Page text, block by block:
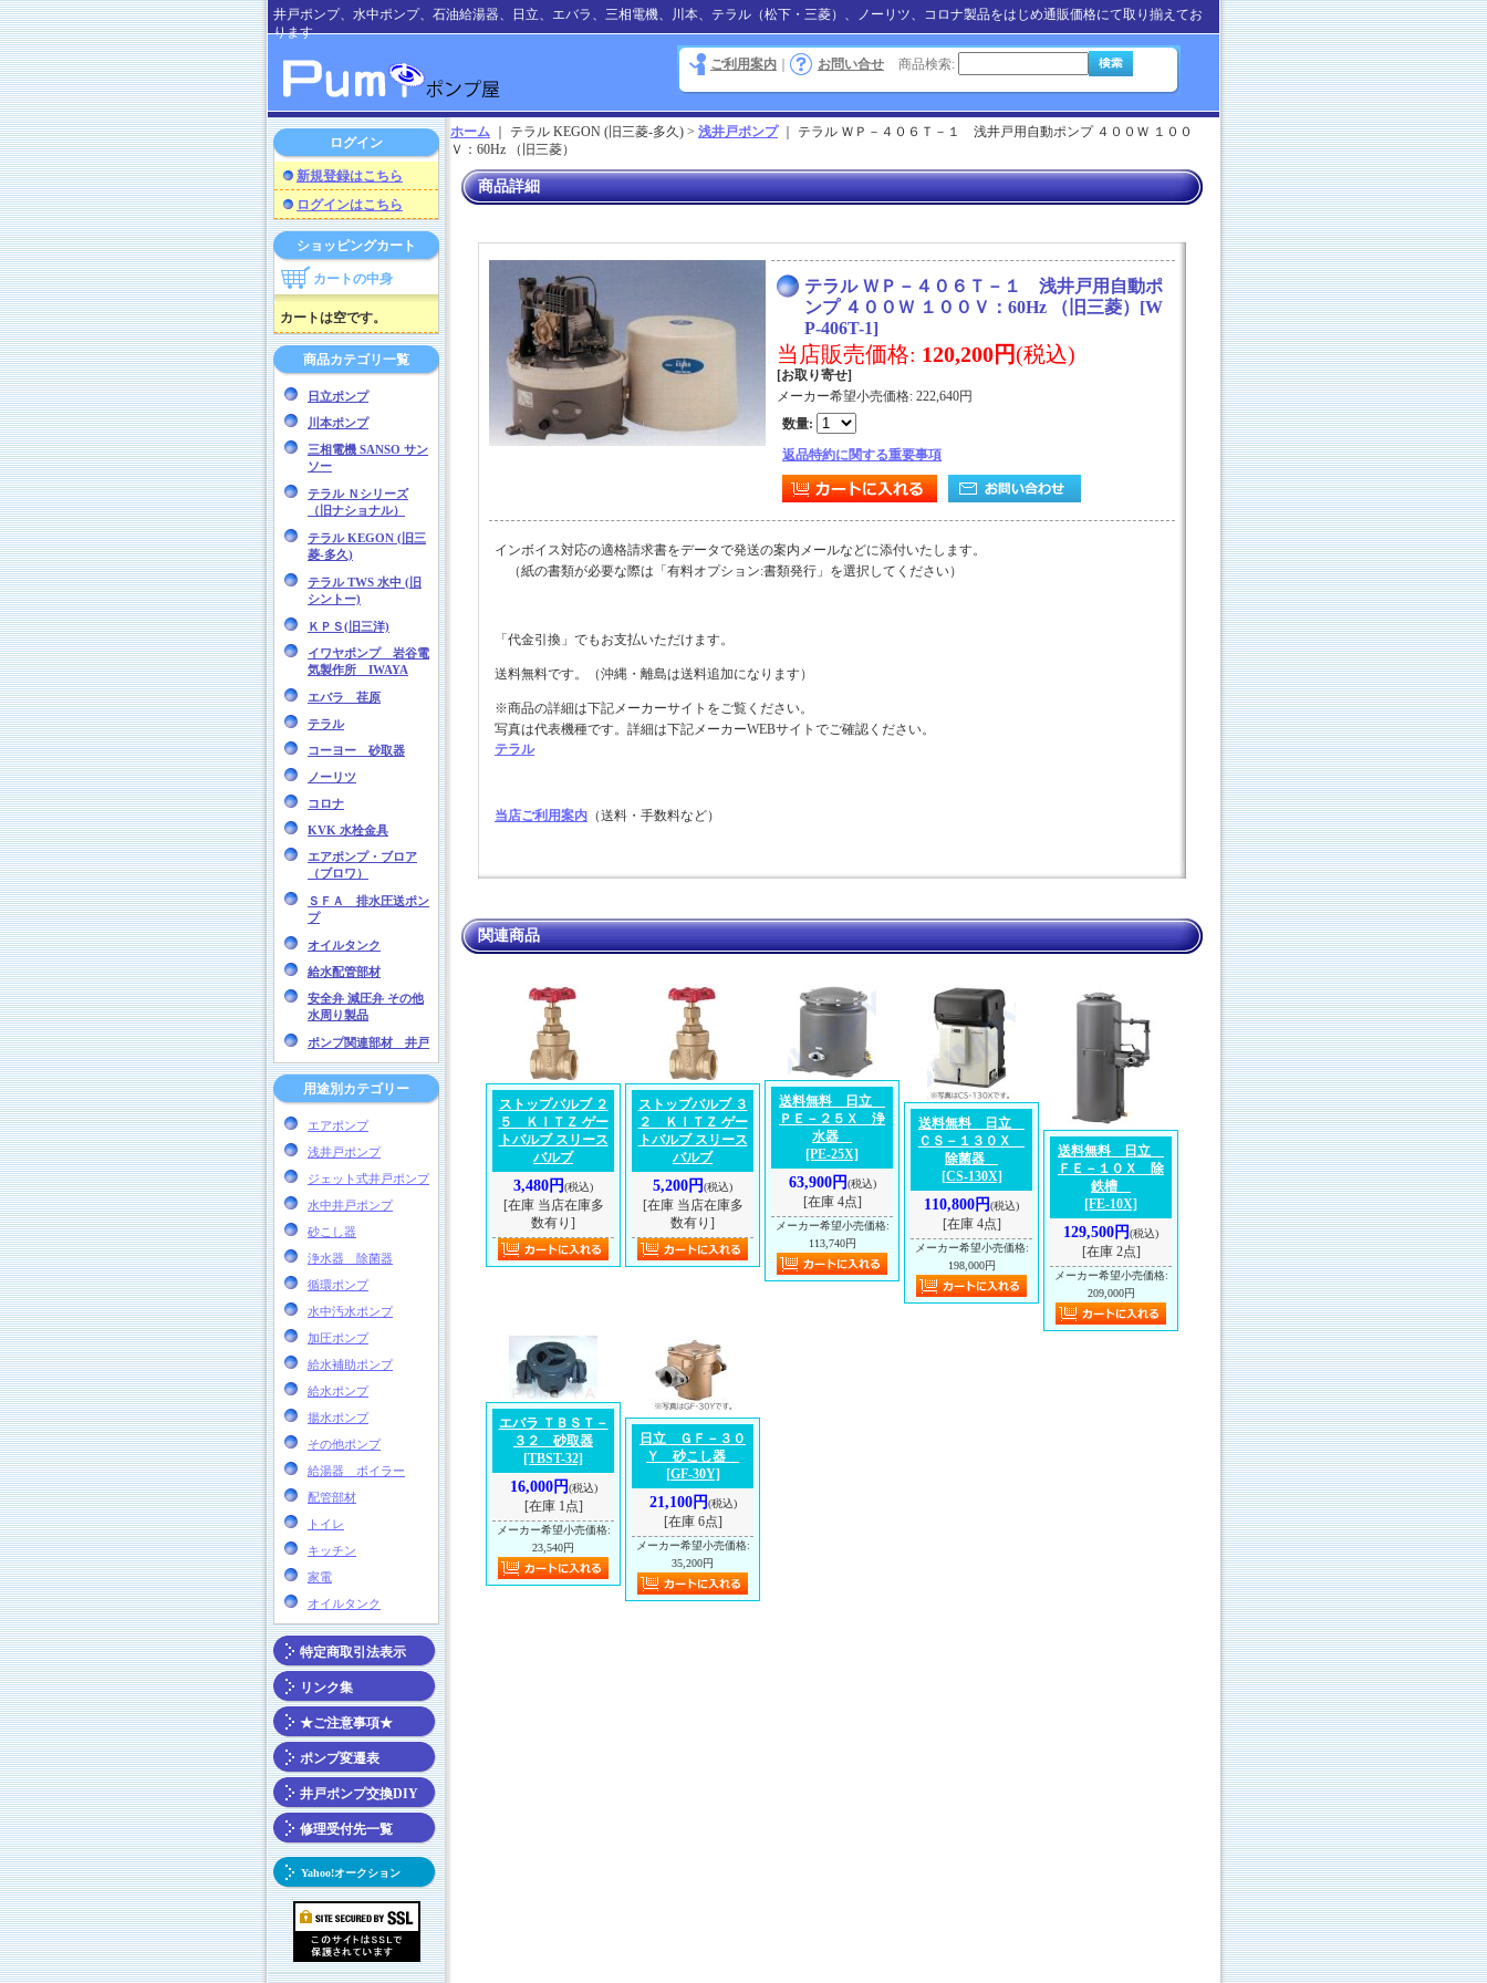
井戸ポンプ、水中ポンプ、石油給湯器、日立、エバラ、三相電機、川本、テラル（松下・三菱）、ノーリツ、コロナ製品をはじめ通販価格にて取り揃えてお
ります
ご利用案内 ｜ お問い合せ 商品検索:
ログイン
新規登録はこちら
ログインはこちら
ショッピングカート
カートの中身
カートは空です。
商品カテゴリ一覧
日立ポンプ
川本ポンプ
三相電機 SANSO サン
ソー
テラル Ｎシリーズ
（旧ナショナル）
テラル KEGON (旧三
菱-多久)
テラル TWS 水中 (旧
シントー)
ＫＰＳ(旧三洋)
イワヤポンプ 岩谷電
気製作所 IWAYA
エバラ 荏原
テラル
コーヨー 砂取器
ノーリツ
コロナ
KVK 水栓金具
エアポンプ・ブロア
（ブロワ）
ＳＦＡ 排水圧送ポン
プ
オイルタンク
給水配管部材
安全弁 減圧弁 その他
水周り製品
ポンプ関連部材 井戸
用途別カテゴリー
エアポンプ
浅井戸ポンプ
ジェット式井戸ポンプ
水中井戸ポンプ
砂こし器
浄水器 除菌器
循環ポンプ
水中汚水ポンプ
加圧ポンプ
給水補助ポンプ
給水ポンプ
揚水ポンプ
その他ポンプ
給湯器 ボイラー
配管部材
トイレ
キッチン
家電
オイルタンク
特定商取引法表示
リンク集
★ご注意事項★
ポンプ変遷表
井戸ポンプ交換DIY
修理受付先一覧
Yahoo!オークション
ホーム ｜ テラル KEGON (旧三菱-多久) > 浅井戸ポンプ｜ テラル ＷＰ－４０６Ｔ－１ 浅井戸用自動ポンプ ４００Ｗ １００
Ｖ：60Hz （旧三菱）
商品詳細
テラル ＷＰ－４０６Ｔ－１ 浅井戸用自動ポ
ンプ ４００Ｗ １００Ｖ：60Hz （旧三菱） [W
P-406T-1]
当店販売価格: 120,200円(税込)
[お取り寄せ]
メーカー希望小売価格: 222,640円
数量:
返品特約に関する重要事項
インボイス対応の適格請求書をデータで発送の案内メールなどに添付いたします。
（紙の書類が必要な際は「有料オプション:書類発行」を選択してください）
「代金引換」でもお支払いただけます。
送料無料です。（沖縄・離島は送料追加になります）
※商品の詳細は下記メーカーサイトをご覧ください。
写真は代表機種です。詳細は下記メーカーWEBサイトでご確認ください。
テラル
当店ご利用案内 （送料・手数料など）
関連商品
ストップバルブ ２
５ ＫＩＴＺ ゲー
トバルブ スリース
バルブ
3,480円(税込)
[在庫 当店在庫多
数有り]
ストップバルブ ３
２ ＫＩＴＺ ゲー
トバルブ スリース
バルブ
5,200円(税込)
[在庫 当店在庫多
数有り]
送料無料 日立
ＰＥ－２５Ｘ 浄
水器
[PE-25X]
63,900円(税込)
[在庫 4点]
メーカー希望小売価格:
113,740円
送料無料 日立
ＣＳ－１３０Ｘ
除菌器
[CS-130X]
110,800円(税込)
[在庫 4点]
メーカー希望小売価格:
198,000円
送料無料 日立
ＦＥ－１０Ｘ 除
鉄槽
[FE-10X]
129,500円(税込)
[在庫 2点]
メーカー希望小売価格:
209,000円
エバラ ＴＢＳＴ－
３２ 砂取器
[TBST-32]
16,000円(税込)
[在庫 1点]
メーカー希望小売価格:
23,540円
日立 ＧＦ－３０
Ｙ 砂こし器
[GF-30Y]
21,100円(税込)
[在庫 6点]
メーカー希望小売価格:
35,200円